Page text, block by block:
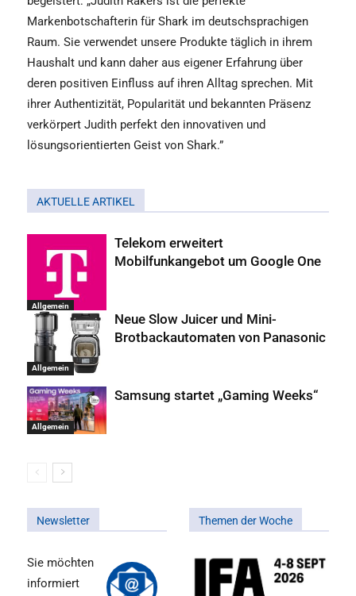
Markenbotschafterin für Shark im deutschsprachigen
Raum. Sie verwendet unsere Produkte täglich in ihrem
Haushalt und kann daher aus eigener Erfahrung über
deren positiven Einfluss auf ihren Alltag sprechen. Mit
ihrer Authentizität, Popularität und bekannten Präsenz
verkörpert Judith perfekt den innovativen und
lösungsorientierten Geist von Shark.”
AKTUELLE ARTIKEL
Allgemein
Telekom erweitert
Mobilfunkangebot um Google One
Allgemein
Neue Slow Juicer und Mini-
Brotbackautomaten von Panasonic
Allgemein
Samsung startet „Gaming Weeks“
Newsletter
Sie möchten
informiert
Themen der Woche